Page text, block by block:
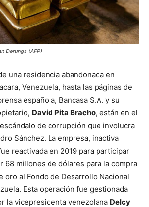
Derungs (AFP)
una residencia abandonada en
Venezuela, hasta las páginas de
española, Bancasa S.A. y su
David Pita Bracho, están en el
de corrupción que involucra
Sánchez. La empresa, inactiva
reactivada en 2019 para participar
68 millones de dólares para la compra
oro al Fondo de Desarrollo Nacional
Esta operación fue gestionada
la vicepresidenta venezolana Delcy